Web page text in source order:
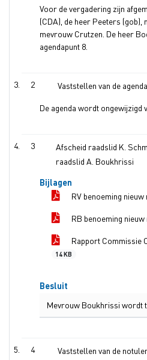
Voor de vergadering zijn
(CDA), de heer Peeters (gob),
mevrouw Crutzen. De heer
agendapunt 8.
2 Vaststellen van de agenda
De agenda wordt ongewijzigd
3
Afscheid raadslid K.
raadslid A. Boukhrissi
Bijlagen
RV benoeming
RB benoeming
Rapport Commissie
14 KB
Besluit
Mevrouw Boukhrissi wordt
4 Vaststellen van de